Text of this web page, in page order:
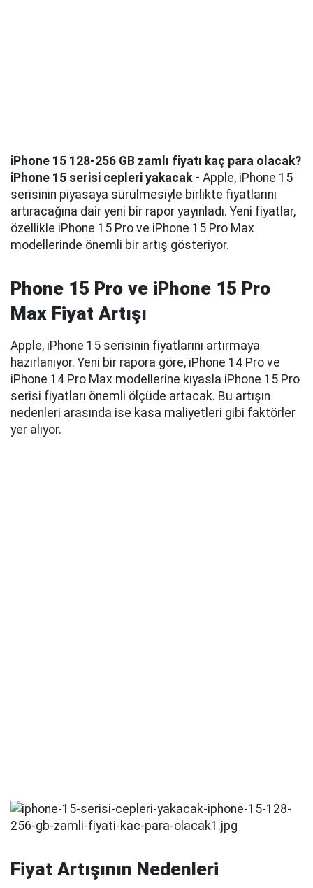
iPhone 15 128-256 GB zamlı fiyatı kaç para olacak?
iPhone 15 serisi cepleri yakacak - Apple, iPhone 15
serisinin piyasaya sürülmesiyle birlikte fiyatlarını
artıracağına dair yeni bir rapor yayınladı. Yeni fiyatlar,
özellikle iPhone 15 Pro ve iPhone 15 Pro Max
modellerinde önemli bir artış gösteriyor.
Phone 15 Pro ve iPhone 15 Pro
Max Fiyat Artışı
Apple, iPhone 15 serisinin fiyatlarını artırmaya
hazırlanıyor. Yeni bir rapora göre, iPhone 14 Pro ve
iPhone 14 Pro Max modellerine kıyasla iPhone 15 Pro
serisi fiyatları önemli ölçüde artacak. Bu artışın
nedenleri arasında ise kasa maliyetleri gibi faktörler
yer alıyor.
Fiyat Artışının Nedenleri